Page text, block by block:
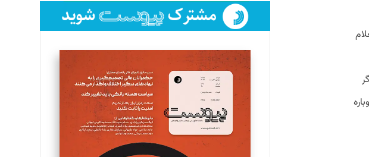
فائزه فتحی رستمی
تحریریه
سروش کرمیان
تحریریه
مینا پاکدل